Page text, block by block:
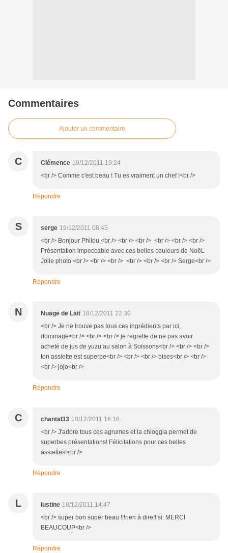
Commentaires
Ajouter un commentaire
C Clémence 19/12/2011 19:24
<br /> Comme c'est beau ! Tu es vraiment un chef !<br />
Répondre
S serge 19/12/2011 08:45
<br /> Bonjour Philou,<br /> <br /> <br /> <br /> <br /> <br />
Présentation impeccable avec ces belles couleurs de NoëL
Jolie photo <br /> <br /> <br /> <br /> <br /> <br /> Serge<br />
Répondre
N Nuage de Lait 18/12/2011 22:30
<br /> Je ne trouve pas tous ces ingrédients par ici,
dommage<br /> <br /> <br /> je regrette de ne pas avoir
acheté de jus de yuzu au salon à Soissons<br /> <br /> <br />
ton assiette est superbe<br /> <br /> <br /> bises<br /> <br />
<br /> jojo<br />
Répondre
C chantal33 18/12/2011 16:16
<br /> J'adore tous ces agrumes et la chioggia permet de
superbes présentations! Félicitations pour ces belles
assiettes!<br />
Répondre
L lustine 18/12/2011 14:47
<br /> super bon super beau !!!rien à dire!! si: MERCI
BEAUCOUP<br />
Répondre